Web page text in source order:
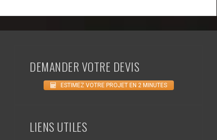
DEMANDER VOTRE DEVIS
ESTIMEZ VOTRE PROJET EN 2 MINUTES
LIENS UTILES